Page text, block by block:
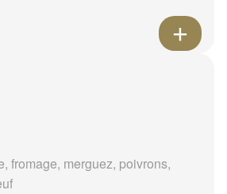
fromage, merguez, poivrons,